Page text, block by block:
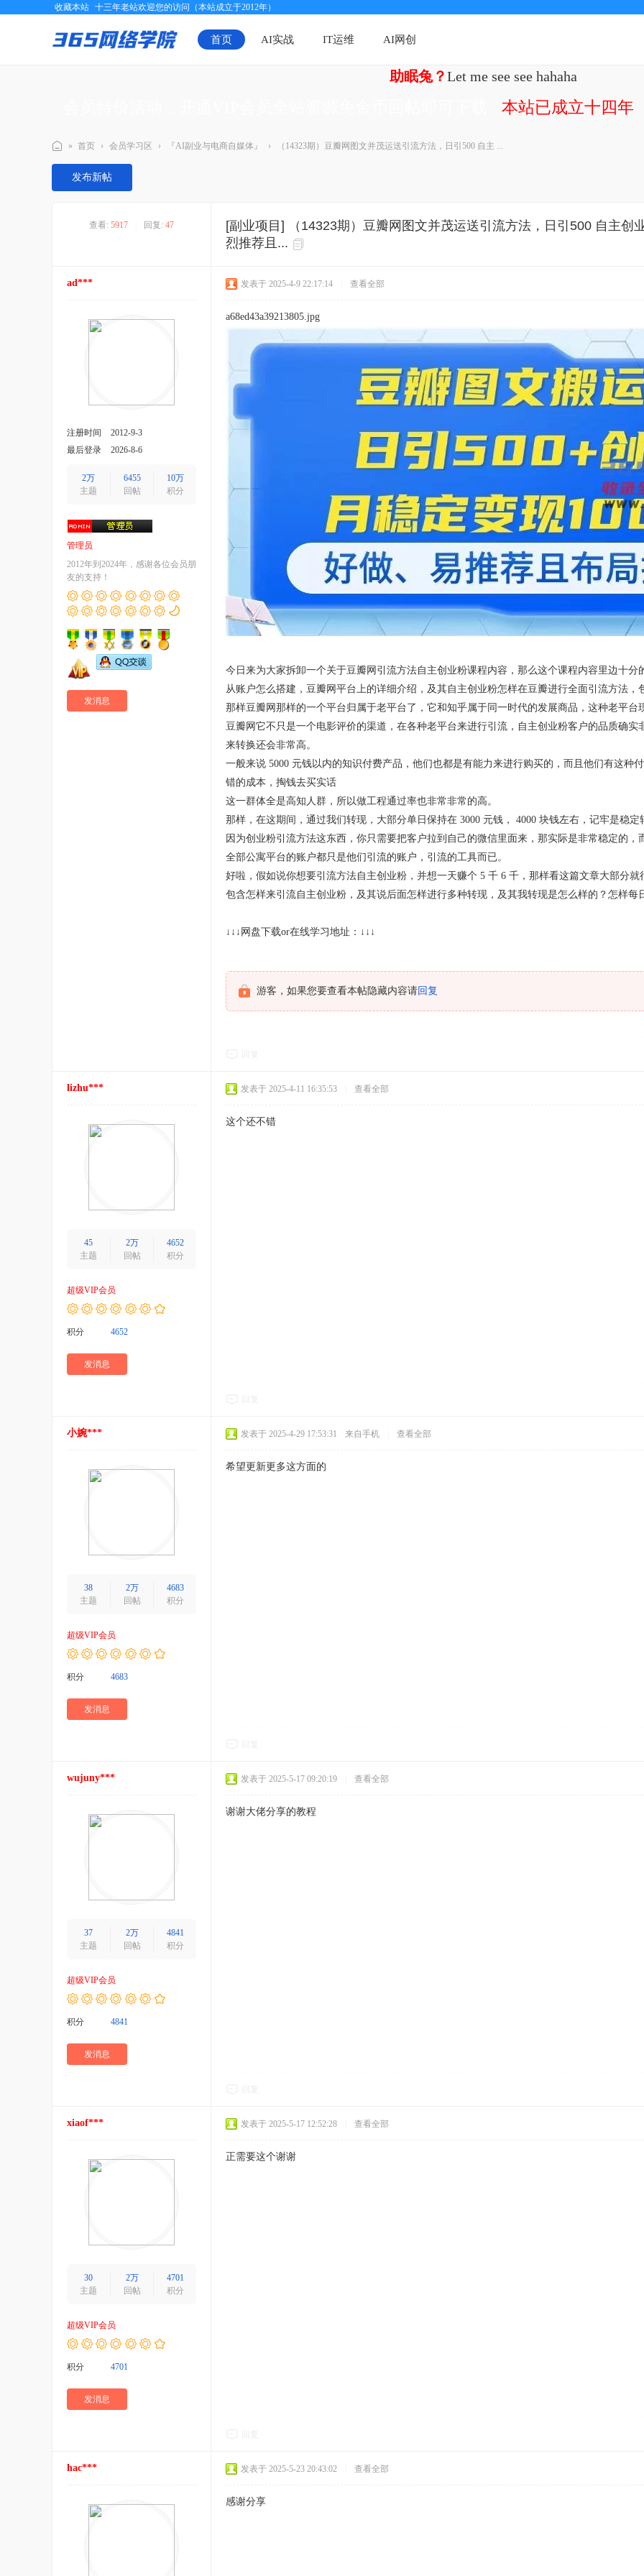
收藏本站 十三年老站欢迎您的访问（本站成立于2012年）
首页 AI实战 IT运维 AI网创
助眠兔？Let me see see hahaha
本站已成立十四年
三
六
» 首页 › 会员学习区 › 『AI副业与电商自媒体』 › （14323期）豆瓣网图文并茂运送引流方法，日引500 自主 ...
发布新帖
查看: 5917 回复: 47 [副业项目]
（14323期）豆瓣网图文并茂运送引流方法，日引500 自主
烈推荐且...
ad***
注册时间
2012-9-3
最后登录
2026-8-6
2万
主题
6455
回帖
10万
积分
管理员
2012年到2024年，感谢各位会员朋
友的支持！
发消息
发表于 2025-4-9 22:17:14 查看全部
a68ed43a39213805.jpg
今日来为大家拆卸一个关于豆瓣网引流方法自主创业粉课程内容，那么这个课程内容里边十分
从账户怎么搭建，豆瓣网平台上的详细介绍，及其自主创业粉怎样在豆瓣进行全面引流方法
那样豆瓣网那样的一个平台归属于老平台了，它和知乎属于同一时代的发展商品，这种老平台
豆瓣网它不只是一个电影评价的渠道，在各种老平台来进行引流，自主创业粉客户的品质确
来转换还会非常高。
一般来说 5000 元钱以内的知识付费产品，他们也都是有能力来进行购买的，而且他们有这种
错的成本，掏钱去买实话
这一群体全是高知人群，所以做工程通过率也非常非常的高。
那样，在这期间，通过我们转现，大部分单日保持在 3000 元钱， 4000 块钱左右，记牢是稳定
因为创业粉引流方法这东西，你只需要把客户拉到自己的微信里面来，那实际是非常稳定的
全部公寓平台的账户都只是他们引流的账户，引流的工具而已。
好啦，假如说你想要引流方法自主创业粉，并想一天赚个 5 千 6 千，那样看这篇文章大部分就
包含怎样来引流自主创业粉，及其说后面怎样进行多种转现，及其我转现是怎么样的？怎样每
↓↓↓网盘下载or在线学习地址：↓↓↓
游客，如果您要查看本帖隐藏内容请回复
lizhu***
45
主题
2万
回帖
4652
积分
超级VIP会员
积分 4652
发消息
发表于 2025-4-11 16:35:53 查看全部
这个还不错
小婉***
38
主题
2万
回帖
4683
积分
超级VIP会员
积分 4683
发消息
发表于 2025-4-29 17:53:31 来自手机 查看全部
希望更新更多这方面的
wujuny***
37
主题
2万
回帖
4841
积分
超级VIP会员
积分 4841
发消息
发表于 2025-5-17 09:20:19 查看全部
谢谢大佬分享的教程
xiaof***
30
主题
2万
回帖
4701
积分
超级VIP会员
积分 4701
发消息
发表于 2025-5-17 12:52:28 查看全部
正需要这个谢谢
hac*** 发表于 2025-5-23 20:43:02 查看全部
感谢分享